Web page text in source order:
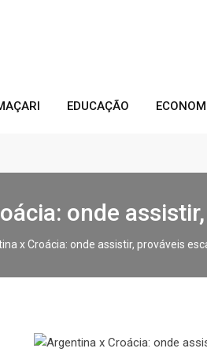
EDUCAÇÃO
onde
x Croácia: onde assistir, prováveis